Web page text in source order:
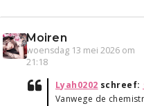
Moiren
woensdag 13 mei 2026 om
21:18
Lyah0202 schreef:
Vanwege de